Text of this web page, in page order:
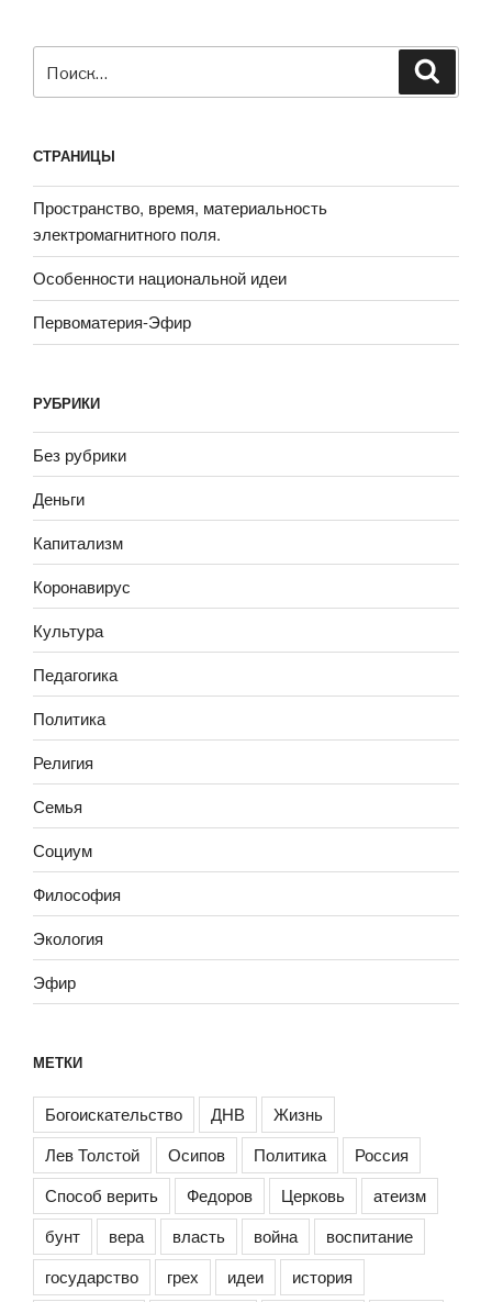
СТРАНИЦЫ
Пространство, время, материальность
электромагнитного поля.
Особенности национальной идеи
Первоматерия-Эфир
РУБРИКИ
Без рубрики
Деньги
Капитализм
Коронавирус
Культура
Педагогика
Политика
Религия
Семья
Социум
Философия
Экология
Эфир
МЕТКИ
Богоискательство ДНВ
Жизнь
Лев Толстой
Осипов Политика
Россия
Способ верить
Федоров Церковь
атеизм
бунт
вера власть война
воспитание
государство
грех идеи история